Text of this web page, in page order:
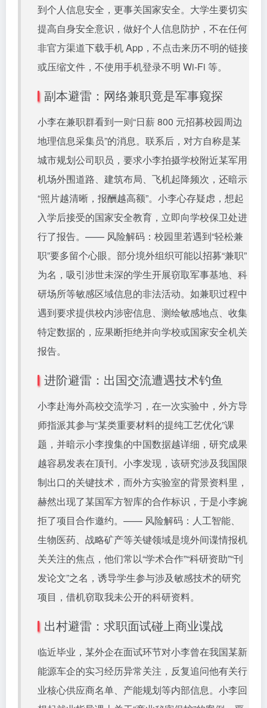
到个人信息安全，更事关国家安全。大学生要切实
提高自身安全意识，做好个人信息防护，不在任何
非官方渠道下载手机 App，不点击来历不明的链接
或压缩文件，不使用手机登录不明 Wi-Fi 等。
副本避雷：网络兼职竟是军事窥探
小李在兼职群看到一则“日薪 800 元招募校园周边
地理信息采集员”的消息。联系后，对方自称是某
城市规划公司职员，要求小李拍摄学校附近某军用
机场外围道路、建筑布局、飞机起降频次，还暗示
“照片越清晰，报酬越高额”。小李心存疑虑，想起
入学后接受的国家安全教育，立即向学校保卫处进
行了报告。—— 风险解码：校园里若遇到“轻松兼
职”要多留个心眼。部分境外组织可能以招募“兼职”
为名，吸引涉世未深的学生开展窃取军事基地、科
研场所等敏感区域信息的非法活动。如兼职过程中
遇到要求提供校内涉密信息、测绘敏感地点、收集
特定数据的，应果断拒绝并向学校或国家安全机关
报告。
进阶避雷：出国交流遭遇技术钓鱼
小李赴海外高校交流学习，在一次实验中，外方导
师指派其参与“某类重要材料的提纯工艺优化”课
题，并暗示小李搜集的中国数据越详细，研究成果
越容易发表在顶刊。小李发现，该研究涉及我国限
制出口的关键技术，而外方实验室的背景资料里，
赫然出现了某国军方智库的合作标识，于是小李婉
拒了项目合作邀约。—— 风险解码：人工智能、
生物医药、战略矿产等关键领域是境外间谍情报机
关关注的焦点，他们常以“学术合作”“科研资助”“刊
发论文”之名，诱导学生参与涉及敏感技术的研究
项目，借机窃取我未公开的科研资料。
出村避雷：求职面试碰上商业谍战
临近毕业，某外企在面试环节对小李曾在我国某新
能源车企的实习经历异常关注，反复追问他有关行
业核心供应商名单、产能规划等内部信息。小李回